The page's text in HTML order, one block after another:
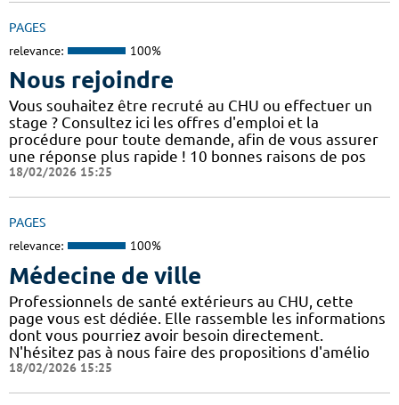
PAGES
relevance: 100%
Nous rejoindre
Vous souhaitez être recruté au CHU ou effectuer un
stage ? Consultez ici les offres d'emploi et la
procédure pour toute demande, afin de vous assurer
une réponse plus rapide ! 10 bonnes raisons de pos
18/02/2026 15:25
PAGES
relevance: 100%
Médecine de ville
Professionnels de santé extérieurs au CHU, cette
page vous est dédiée. Elle rassemble les informations
dont vous pourriez avoir besoin directement.
N'hésitez pas à nous faire des propositions d'amélio
18/02/2026 15:25